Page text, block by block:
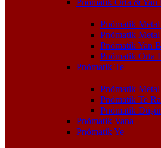
Pnömatik Orta & Yan
Pnömatik
Pnömatik
Pnömatik Yan
Pnömatik Orta
Pnömatik Te
Pnömatik
Pnömatik Te
Pnömatik
Pnömatik Vana
Pnömatik Ye